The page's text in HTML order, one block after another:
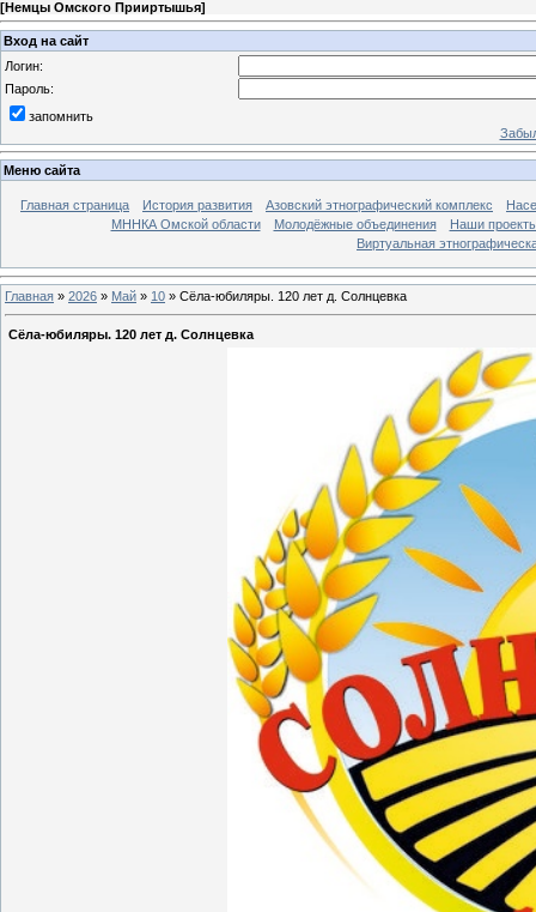
[Немцы Омского Прииртышья]
Вход на сайт
Логин:
Пароль:
запомнить
Меню сайта
Главная страница История развития Азовский этнографический комплекс
МННКА Омской области
Молодёжные объединения
Наши
Виртуальная
Главная » 2026 » Май » 10 » Сёла-юбиляры. 120 лет д. Солнцевка
Сёла-юбиляры. 120 лет д. Солнцевка